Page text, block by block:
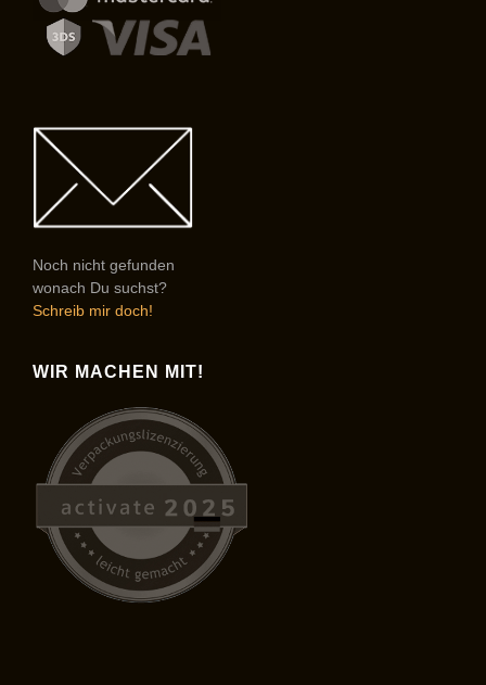
Noch nicht gefunden
wonach Du suchst?
Schreib mir doch!
WIR MACHEN MIT!